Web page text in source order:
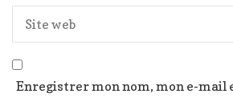
Enregistrer mon nom, mon e-mail